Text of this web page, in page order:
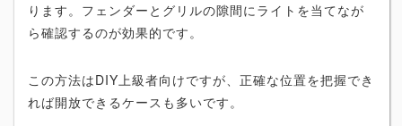
ります。フェンダーとグリルの隙間にライトを当てなが
ら確認するのが効果的です。
この方法はDIY上級者向けですが、正確な位置を把握でき
れば開放できるケースも多いです。